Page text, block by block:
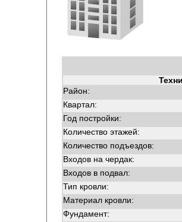
Район:
Квартал:
Год постройки:
Количество этажей:
Количество подъездов:
Входов на чердак:
Входов в подвал:
Тип кровли:
Материал кровли:
Фундамент: